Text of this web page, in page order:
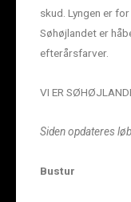
skud. Lyngen er
Søhøjlandet er
efterårsfarver.
VI ER
Siden opdateres
Bustur